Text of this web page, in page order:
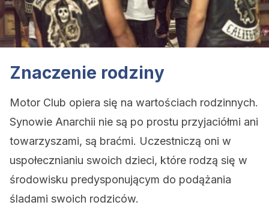
Znaczenie rodziny
Motor Club opiera się na wartościach rodzinnych.
Synowie Anarchii nie są po prostu przyjaciółmi ani
towarzyszami, są braćmi. Uczestniczą oni w
uspołecznianiu swoich dzieci, które rodzą się w
środowisku predysponującym do podążania
śladami swoich rodziców.